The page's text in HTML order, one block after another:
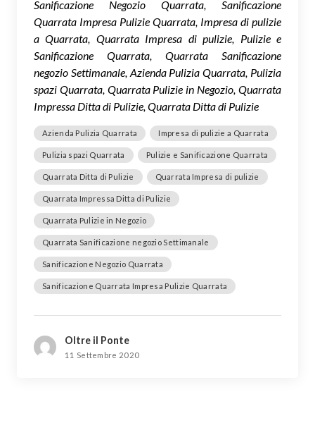
Sanificazione Negozio Quarrata, Sanificazione
Quarrata Impresa Pulizie Quarrata, Impresa di pulizie
a Quarrata, Quarrata Impresa di pulizie, Pulizie e
Sanificazione Quarrata, Quarrata Sanificazione
negozio Settimanale, Azienda Pulizia Quarrata, Pulizia
spazi Quarrata, Quarrata Pulizie in Negozio, Quarrata
Impressa Ditta di Pulizie, Quarrata Ditta di Pulizie
Azienda Pulizia Quarrata Impresa di pulizie a Quarrata
Pulizia spazi Quarrata Pulizie e Sanificazione Quarrata
Quarrata Ditta di Pulizie Quarrata Impresa di pulizie
Quarrata Impressa Ditta di Pulizie
Quarrata Pulizie in Negozio
Quarrata Sanificazione negozio Settimanale
Sanificazione Negozio Quarrata
Sanificazione Quarrata Impresa Pulizie Quarrata
Oltre il Ponte
11 Settembre 2020